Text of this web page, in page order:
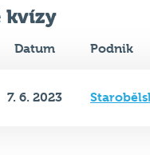
kvízy
Datum Podnik
7. 6. 2023